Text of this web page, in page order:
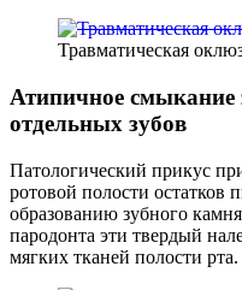
Травматическая
Атипичное смыкание
отдельных зубов
Патологический прикус
ротовой полости
образованию зубного
пародонта эти твердый
мягких тканей полости рта.